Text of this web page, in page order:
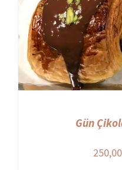
Gün
250,00